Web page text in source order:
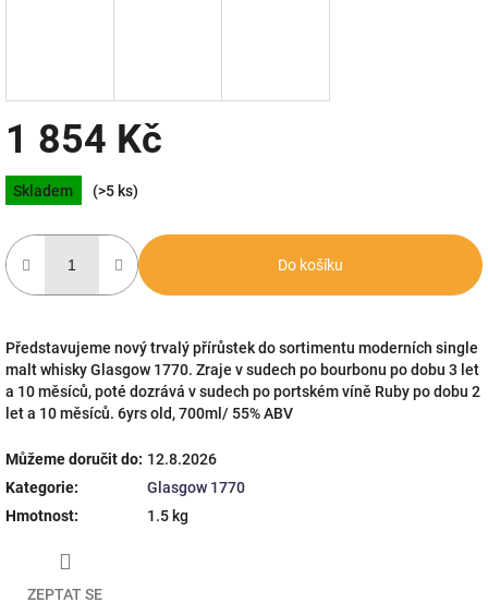
1 854 Kč
Měrná
cena:
Skladem (>5 ks)
Do košíku
Představujeme nový trvalý přírůstek do sortimentu moderních single
malt whisky Glasgow 1770. Zraje v sudech po bourbonu po dobu 3 let
a 10 měsíců, poté dozrává v sudech po portském víně Ruby po dobu 2
let a 10 měsíců. 6yrs old, 700ml/ 55% ABV
Můžeme doručit do: 12.8.2026
Kategorie:
Glasgow 1770
Hmotnost: 1.5 kg
ZEPTAT SE